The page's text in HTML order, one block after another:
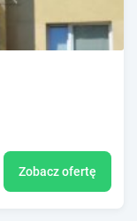
Zobacz ofertę